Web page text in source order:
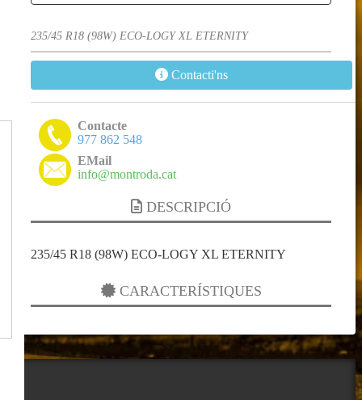
235/45 R18 (98W) ECO-LOGY XL ETERNITY
Contacti'ns
Contacte
977 862 548
EMail
info@montroda.cat
DESCRIPCIÓ
235/45 R18 (98W) ECO-LOGY XL ETERNITY
CARACTERÍSTIQUES